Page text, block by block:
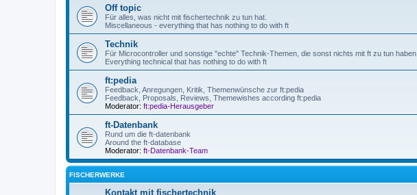
Off topic
Für alles, was nicht mit fischertechnik zu tun hat.
Miscellaneous - everything that has nothing to do with ft
Technik
Für Microcontroller und sonstige "echte" Technik-Themen, die sonst nichts mit ft zu tun haben
Everything technical that has nothing to do with ft
ft:pedia
Feedback, Anregungen, Kritik, Themenwünsche zur ft:pedia
Feedback, Proposals, Reviews, Themewishes according ft:pedia
Moderator: ft:pedia-Herausgeber
ft-Datenbank
Rund um die ft-datenbank
Around the ft-database
Moderator: ft-Datenbank-Team
FISCHERWERKE
Kontakt mit fischertechnik